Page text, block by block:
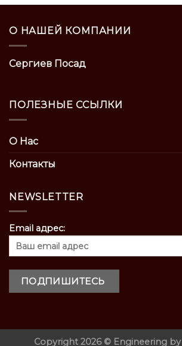
О НАШЕЙ КОМПАНИИ
Сергиев Посад
ПОЛЕЗНЫЕ ССЫЛКИ
О Нас
Контакты
NEWSLETTER
Email адрес:
Copyright 2026 © Engineering by